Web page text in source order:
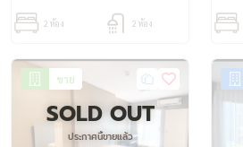
2 ห้อง 2 ห้อง
ขาย
SOLD OUT
ประกาศนี้ขายแล้ว